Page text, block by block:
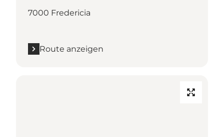
7000 Fredericia
Route anzeigen